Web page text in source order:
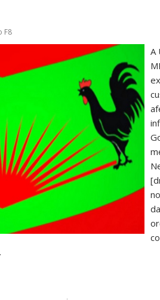
F8
A